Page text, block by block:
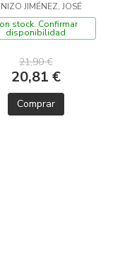
JIMÉNEZ, JOSÉ
stock. Confirmar
disponibilidad
21,90 €
20,81 €
Comprar